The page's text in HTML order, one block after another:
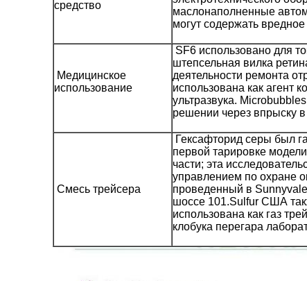
средство
маслонаполненные
могут содержать
Медицинское
использование
SF6 использовано для
штепсельная вилка
деятельности ремонта
использована как агент
ультразвука.
решении через впрыску
Смесь трейсера
Гексафторид серы был
первой тарировке
части; эта
управлением по
проведенный в
шоссе 101.Sulfur США
использована как газ
клобука перегара